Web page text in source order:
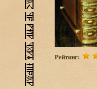
Рейтинг: